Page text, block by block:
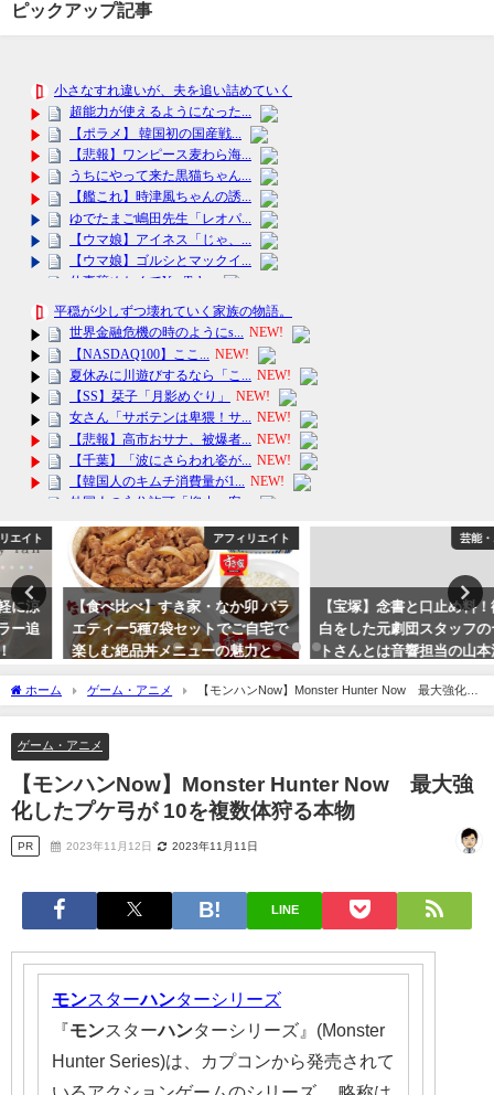
ピックアップ記事
アフィリエイト
【食べ比べ】すき家・なか卯 バラ
エティー5種7袋セットでご自宅で
楽しむ絶品丼メニューの魅力と
は？非常食にも送料無料！
芸能・エンタメ
【宝塚】念書と口止め料！衝撃告
白をした元劇団スタッフのヤマモ
トさんとは音響担当の山本浩一氏
か？
ホーム ゲーム・アニメ
【モンハンNow】Monster Hunter Now 最大強化し
たプケ弓が 10を複数体狩る本物
ゲーム・アニメ
【モンハンNow】Monster Hunter Now 最大強
化したプケ弓が 10を複数体狩る本物
PR 2023年11月12日 2023年11月11日
LINE
モンスターハンターシリーズ
『モンスターハンターシリーズ』(Monster
Hunter Series)は、カプコンから発売されて
いるアクションゲームのシリーズ。 略称は